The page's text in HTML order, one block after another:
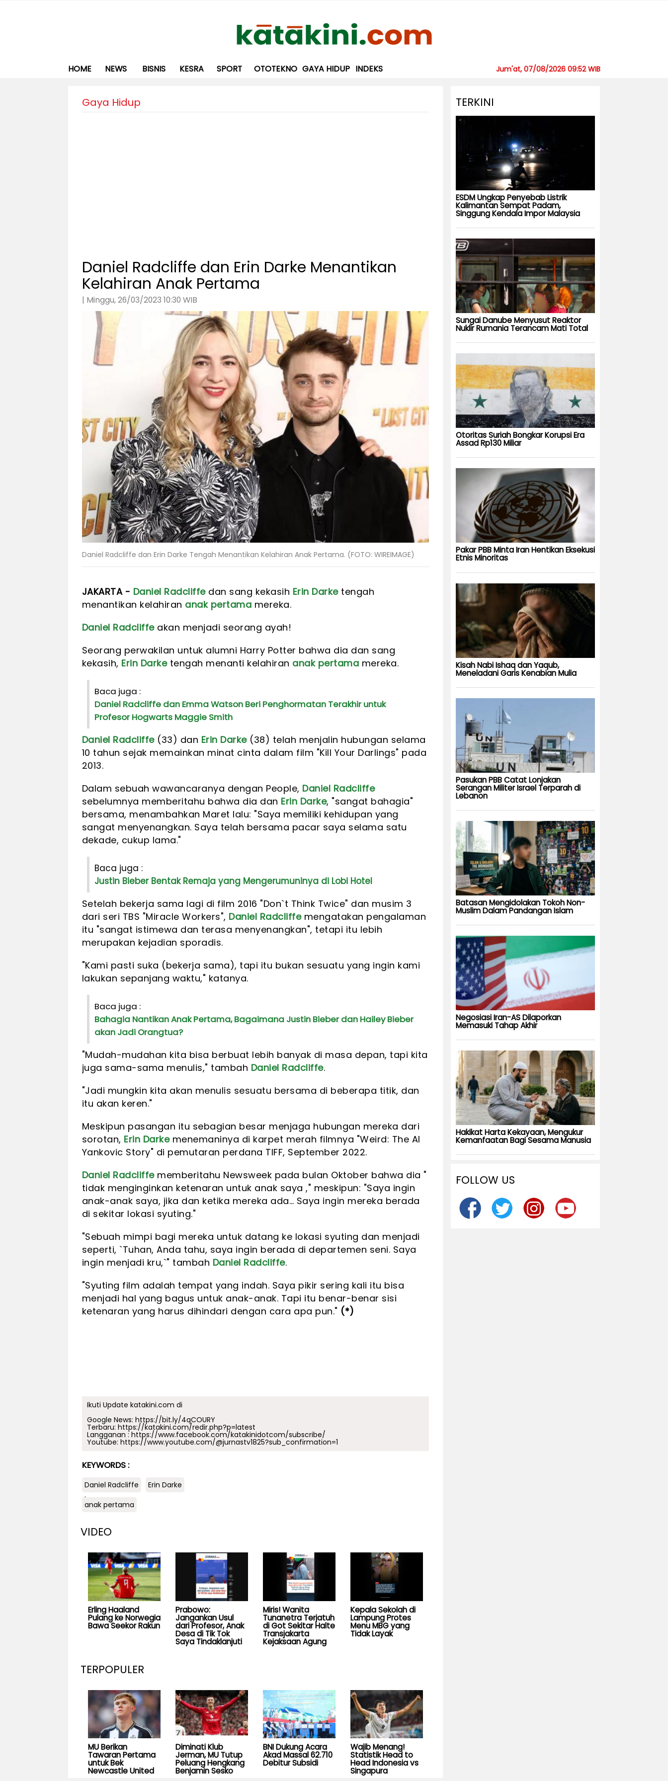
HOME NEWS BISNIS KESRA SPORT OTOTEKNO GAYA HIDUP INDEKS Jum'at, 07/08/2026 09:52 WIB
Gaya Hidup
Daniel Radcliffe dan Erin Darke Menantikan
Kelahiran Anak Pertama
| Minggu, 26/03/2023 10:30 WIB
Daniel Radcliffe dan Erin Darke Tengah Menantikan Kelahiran Anak Pertama. (FOTO: WIREIMAGE)
JAKARTA - Daniel Radcliffedan sang kekasih Erin Darketengah
menantikan kelahiran anak pertama mereka.
Daniel Radcliffeakan menjadi seorang ayah!
Seorang perwakilan untuk alumni Harry Potter bahwa dia dan sang
kekasih, Erin Darketengah menanti kelahiran anak pertama mereka.
Baca juga :
Daniel Radcliffe dan Emma Watson Beri Penghormatan Terakhir untuk
Profesor Hogwarts Maggie Smith
Daniel Radcliffe(33) dan Erin Darke(38) telah menjalin hubungan selama
10 tahun sejak memainkan minat cinta dalam film "Kill Your Darlings" pada
2013.
Dalam sebuah wawancaranya dengan People, Daniel Radcliffe
sebelumnya memberitahu bahwa dia dan Erin Darke, "sangat bahagia"
bersama, menambahkan Maret lalu: "Saya memiliki kehidupan yang
sangat menyenangkan. Saya telah bersama pacar saya selama satu
dekade, cukup lama."
Baca juga :
Justin Bieber Bentak Remaja yang Mengerumuninya di Lobi Hotel
Setelah bekerja sama lagi di film 2016 "Don`t Think Twice" dan musim 3
dari seri TBS "Miracle Workers", Daniel Radcliffemengatakan pengalaman
itu "sangat istimewa dan terasa menyenangkan", tetapi itu lebih
merupakan kejadian sporadis.
"Kami pasti suka (bekerja sama), tapi itu bukan sesuatu yang ingin kami
lakukan sepanjang waktu," katanya.
Baca juga :
Bahagia Nantikan Anak Pertama, Bagaimana Justin Bieber dan Hailey Bieber
akan Jadi Orangtua?
"Mudah-mudahan kita bisa berbuat lebih banyak di masa depan, tapi kita
juga sama-sama menulis," tambah Daniel Radcliffe.
"Jadi mungkin kita akan menulis sesuatu bersama di beberapa titik, dan
itu akan keren."
Meskipun pasangan itu sebagian besar menjaga hubungan mereka dari
sorotan, Erin Darkemenemaninya di karpet merah filmnya "Weird: The Al
Yankovic Story" di pemutaran perdana TIFF, September 2022.
Daniel Radcliffememberitahu Newsweek pada bulan Oktober bahwa dia "
tidak menginginkan ketenaran untuk anak saya ," meskipun: "Saya ingin
anak-anak saya, jika dan ketika mereka ada… Saya ingin mereka berada
di sekitar lokasi syuting."
"Sebuah mimpi bagi mereka untuk datang ke lokasi syuting dan menjadi
seperti, `Tuhan, Anda tahu, saya ingin berada di departemen seni. Saya
ingin menjadi kru,`" tambah Daniel Radcliffe.
"Syuting film adalah tempat yang indah. Saya pikir sering kali itu bisa
menjadi hal yang bagus untuk anak-anak. Tapi itu benar-benar sisi
ketenaran yang harus dihindari dengan cara apa pun." (*)
Ikuti Update katakini.com di
Google News: https://bit.ly/4qCOURY
Terbaru: https://katakini.com/redir.php?p=latest
Langganan : https://www.facebook.com/katakinidotcom/subscribe/
Youtube: https://www.youtube.com/@jurnastv1825?sub_confirmation=1
KEYWORDS :
Daniel Radcliffe
Erin Darke
.
anak pertama
VIDEO
Erling Haaland
Pulang ke Norwegia
Bawa Seekor Rakun
Prabowo:
Jangankan Usul
dari Profesor, Anak
Desa di Tik Tok
Saya Tindaklanjuti
Miris! Wanita
Tunanetra Terjatuh
di Got Sekitar Halte
Transjakarta
Kejaksaan Agung
Kepala Sekolah di
Lampung Protes
Menu MBG yang
Tidak Layak
TERPOPULER
MU Berikan
Tawaran Pertama
untuk Bek
Newcastle United
Diminati Klub
Jerman, MU Tutup
Peluang Hengkang
Benjamin Sesko
BNI Dukung Acara
Akad Massal 62.710
Debitur Subsidi
Wajib Menang!
Statistik Head to
Head Indonesia vs
Singapura
TERKINI
ESDM Ungkap Penyebab Listrik
Kalimantan Sempat Padam,
Singgung Kendala Impor Malaysia
Sungai Danube Menyusut Reaktor
Nuklir Rumania Terancam Mati Total
Otoritas Suriah Bongkar Korupsi Era
Assad Rp130 Miliar
Pakar PBB Minta Iran Hentikan Eksekusi
Etnis Minoritas
Kisah Nabi Ishaq dan Yaqub,
Meneladani Garis Kenabian Mulia
Pasukan PBB Catat Lonjakan
Serangan Militer Israel Terparah di
Lebanon
Batasan Mengidolakan Tokoh Non-
Muslim Dalam Pandangan Islam
Negosiasi Iran-AS Dilaporkan
Memasuki Tahap Akhir
Hakikat Harta Kekayaan, Mengukur
Kemanfaatan Bagi Sesama Manusia
FOLLOW US